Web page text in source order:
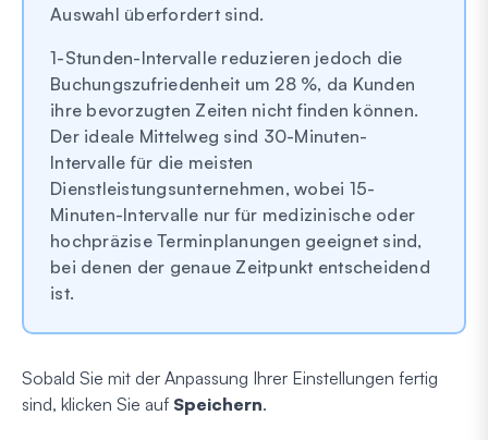
Auswahl überfordert sind.
1-Stunden-Intervalle reduzieren jedoch die
Buchungszufriedenheit um 28 %, da Kunden
ihre bevorzugten Zeiten nicht finden können.
Der ideale Mittelweg sind 30-Minuten-
Intervalle für die meisten
Dienstleistungsunternehmen, wobei 15-
Minuten-Intervalle nur für medizinische oder
hochpräzise Terminplanungen geeignet sind,
bei denen der genaue Zeitpunkt entscheidend
ist.
Sobald Sie mit der Anpassung Ihrer Einstellungen fertig
sind, klicken Sie auf Speichern.